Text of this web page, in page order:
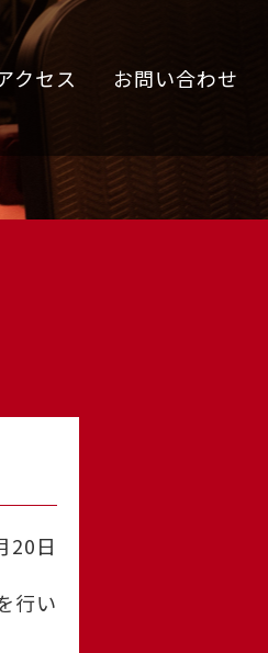
クセス お問い合わせ
20日
行い